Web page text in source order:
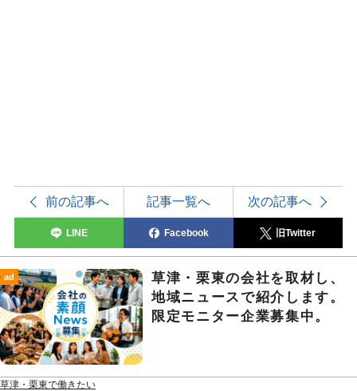
前の記事へ 記事一覧へ 次の記事へ
LINE Facebook 旧Twitter
ad
草津・栗東の会社を取材し、
地域ニュースで紹介します。
限定モニター企業募集中。
草津・栗東で働きたい